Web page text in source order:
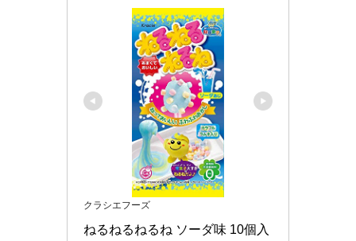
クラシエフーズ
ねるねるねるね ソーダ味 10個入